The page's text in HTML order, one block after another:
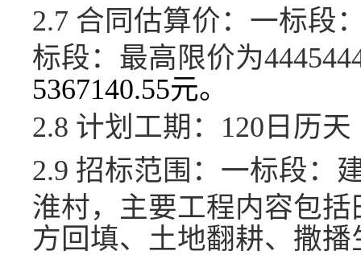
2.7 合同估算价： 一标段
标段：最高限价为
5367140.55元。
2.8 计划工期： 120日历天
2.9 招标范围： 一标段：
淮村，主要工程内容包
方回填、土地翻耕、撒